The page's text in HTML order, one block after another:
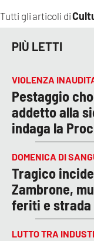
Tutti gli articoli di
PIÙ LETTI
VIOLENZA
Pestaggio
addetto alla
indaga la
DOMENICA DI
Tragico
Zambrone,
feriti e
LUTTO TRA